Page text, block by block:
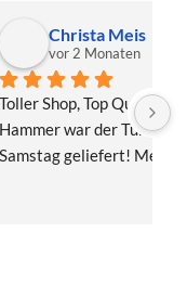
absolute
bestellt,